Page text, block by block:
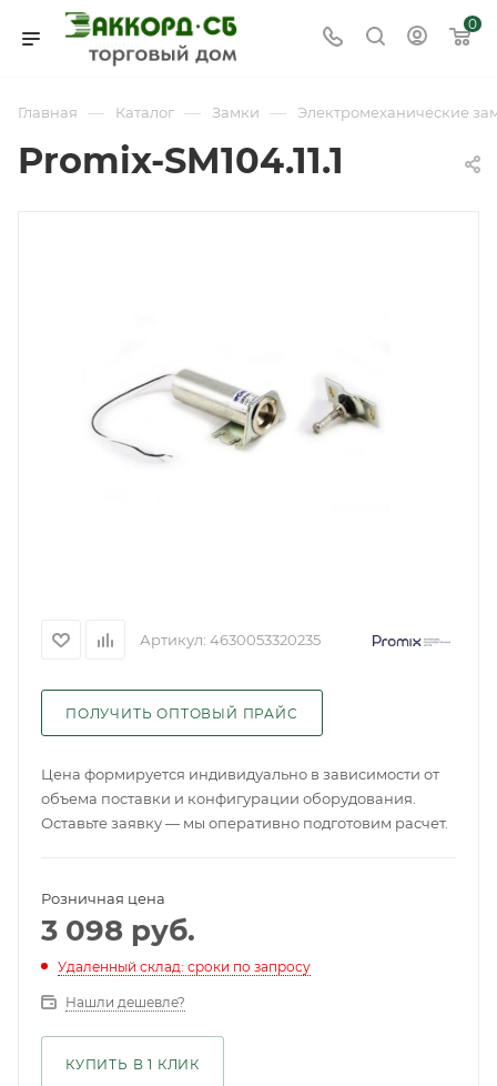
0
Главная — Каталог — Замки — Электромеханические
Promix-SM104.11.1
Артикул: 4630053320235
ПОЛУЧИТЬ ОПТОВЫЙ ПРАЙС
Цена формируется индивидуально в зависимости от
объема поставки и конфигурации оборудования.
Оставьте заявку — мы оперативно подготовим расчет.
Розничная цена
3 098 руб.
Удаленный склад: сроки по запросу
Нашли дешевле?
КУПИТЬ В 1 КЛИК